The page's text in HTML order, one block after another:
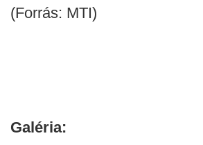
(Forrás: MTI)
Galéria: